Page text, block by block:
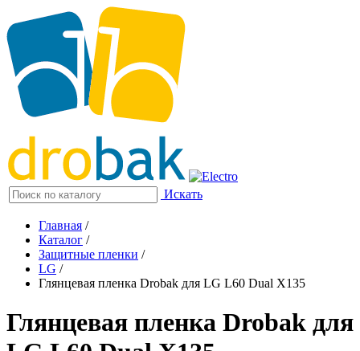
Искать
Главная /
Каталог /
Защитные пленки /
LG /
Глянцевая пленка Drobak для LG L60 Dual X135
Глянцевая пленка Drobak для